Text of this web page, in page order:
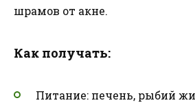
шрамов от акне.
Как получать:
Питание: печень, рыбий